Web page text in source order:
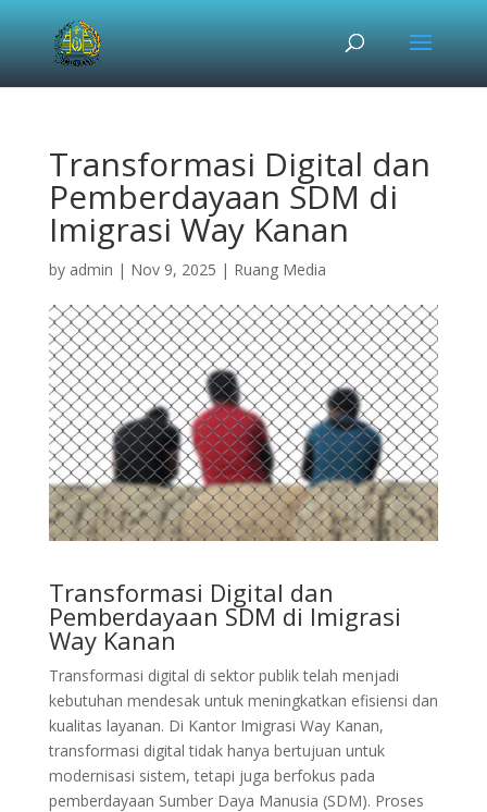
Transformasi Digital dan
Pemberdayaan SDM di
Imigrasi Way Kanan
by admin | Nov 9, 2025 | Ruang Media
Transformasi Digital dan
Pemberdayaan SDM di Imigrasi
Way Kanan
Transformasi digital di sektor publik telah menjadi
kebutuhan mendesak untuk meningkatkan efisiensi dan
kualitas layanan. Di Kantor Imigrasi Way Kanan,
transformasi digital tidak hanya bertujuan untuk
modernisasi sistem, tetapi juga berfokus pada
pemberdayaan Sumber Daya Manusia (SDM). Proses